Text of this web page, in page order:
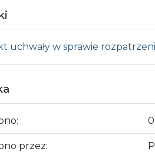
uchwały w sprawie
przez: